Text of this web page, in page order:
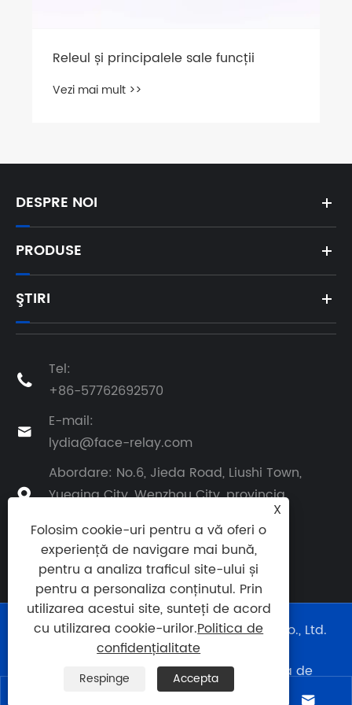
Releul și principalele sale funcții
Vezi mai mult >>
DESPRE NOI
PRODUSE
ŞTIRI

Tel:
+86-57762692570

E-mail:
lydia@face-relay.com

Abordare: No.6, Jieda Road, Liushi Town,
Yueqing City, Wenzhou City, provincia
Copyright © 2025 Yueqing Face Electric Co., Ltd.
Toate drepturile rezervate.
| Sitemap RSS | XML
Politica de
confidențialitate |

X
Folosim cookie-uri pentru a vă oferi o
experiență de navigare mai bună,
pentru a analiza traficul site-ului și
pentru a personaliza conținutul. Prin
utilizarea acestui site, sunteți de acord
cu utilizarea cookie-urilor.Politica de
confidențialitate
Respinge Accepta